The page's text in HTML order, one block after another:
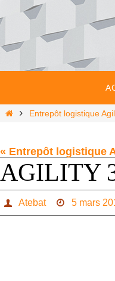
Passer
vers
le
contenu
HomeEntrepôt logistique
« Entrepôt logistique
AGILITY
Atebat 5 mars